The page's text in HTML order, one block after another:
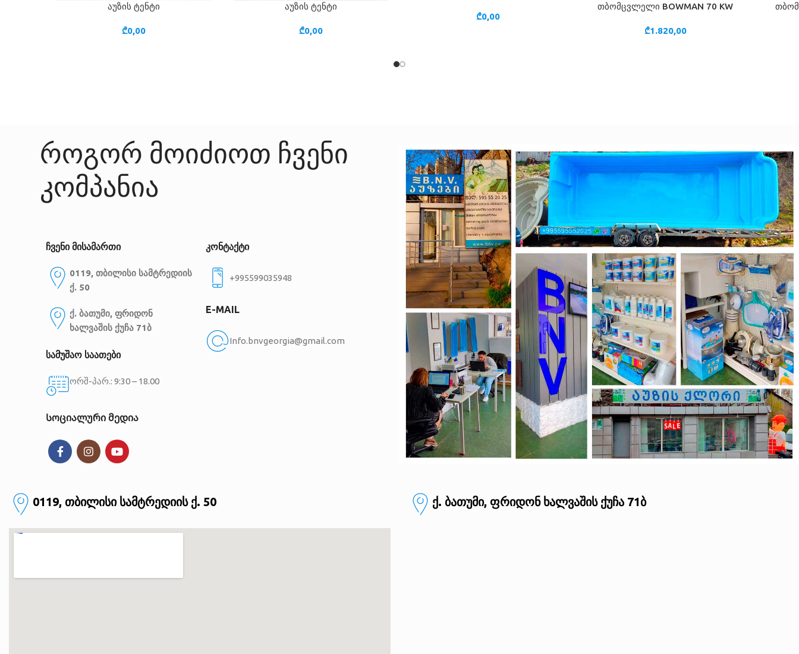
ᲙᲐᲚᲐᲗᲐᲨᲘ ᲓᲐᲛᲐᲢᲔᲑᲐაუზის ტენტი
₾0,00
ᲙᲐᲚᲐᲗᲐᲨᲘ ᲓᲐᲛᲐᲢᲔᲑᲐაუზის ტენტი
₾0,00
₾0,00
ᲙᲐᲚᲐᲗᲐᲨᲘ ᲓᲐᲛᲐᲢᲔᲑᲐ
თბომცვლელი BOWMAN 70 KW
₾1.820,00
როგორ მოიძიოთ ჩვენი
კომპანია
ჩვენი მისამართი
0119, თბილისი სამტრედიის
ქ. 50
ქ. ბათუმი, ფრიდონ
ხალვაშის ქუჩა 71ბ
სამუშაო საათები
ორშ-პარ.: 9:30 – 18.00
კონტაქტი
+995599035948
E-MAIL
Info.bnvgeorgia@gmail.com
Სოციალური მედია
0119, თბილისი სამტრედიის ქ. 50 ქ. ბათუმი, ფრიდონ ხალვაშის ქუჩა 71ბ